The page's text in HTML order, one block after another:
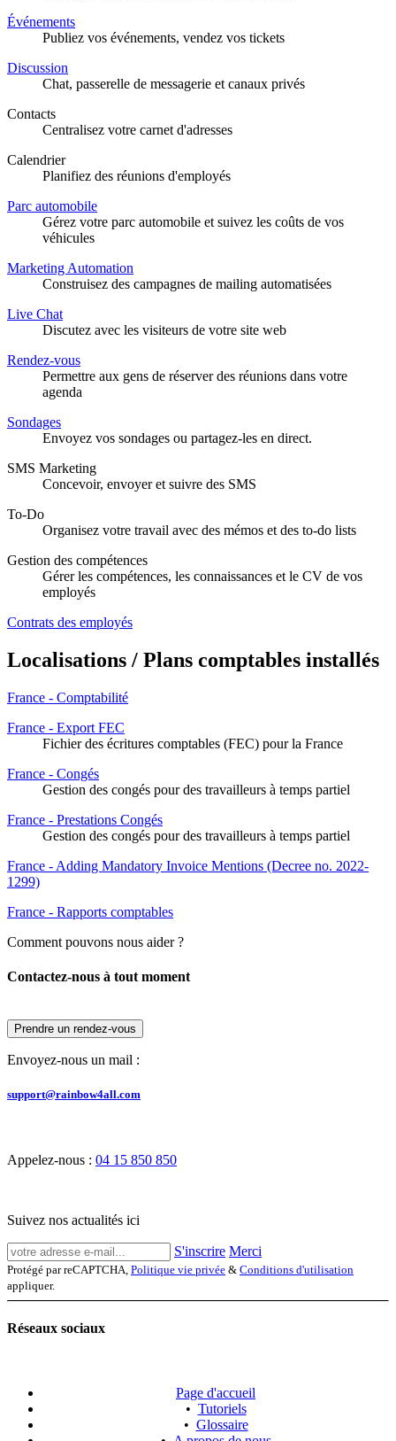
Événements
Publiez vos événements, vendez vos tickets
Discussion
Chat, passerelle de messagerie et canaux privés
Contacts
Centralisez votre carnet d'adresses
Calendrier
Planifiez des réunions d'employés
Parc automobile
Gérez votre parc automobile et suivez les coûts de vos
véhicules
Marketing Automation
Construisez des campagnes de mailing automatisées
Live Chat
Discutez avec les visiteurs de votre site web
Rendez-vous
Permettre aux gens de réserver des réunions dans votre
agenda
Sondages
Envoyez vos sondages ou partagez-les en direct.
SMS Marketing
Concevoir, envoyer et suivre des SMS
To-Do
Organisez votre travail avec des mémos et des to-do lists
Gestion des compétences
Gérer les compétences, les connaissances et le CV de vos
employés
Contrats des employés
Localisations / Plans comptables installés
France - Comptabilité
France - Export FEC
Fichier des écritures comptables (FEC) pour la France
France - Congés
Gestion des congés pour des travailleurs à temps partiel
France - Prestations Congés
Gestion des congés pour des travailleurs à temps partiel
France - Adding Mandatory Invoice Mentions (Decree no. 2022-
1299)
France - Rapports comptables
Comment pouvons nous aider ?
Contactez-nous à tout moment
Prendre un rendez-vous
Envoyez-nous un mail :
support@rainbow4all.com
Appelez-nous : 04 15 850 850
Suivez nos actualités ici
S'inscrire Merci
Protégé par reCAPTCHA, Politique vie privée & Conditions d'utilisation
appliquer.
Réseaux sociaux
Page d'accueil
• Tutoriels
• Glossaire